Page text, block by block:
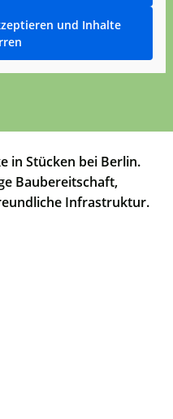
und Inhalte
in Stücken bei Berlin.
Baubereitschaft,
Infrastruktur.